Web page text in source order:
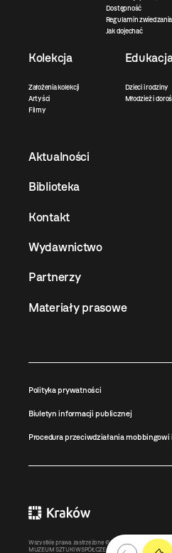
Dostępność
Regulamin
Jak dojechać
Kolekcja
Założenia kolekcji
Artyści
Filmy
Dzieci i rodziny
Młodzież i
Aktualności
Biblioteka
Kontakt
Wydawnictwo
Partnerzy
Materiały prasowe
Polityka prywatności
Biuletyn informacji publicznej
Procedura przeciwdziałania
Wszystkie prawa zastrzeżone ©MOCAK
2011-2026
MUZEUM SZTUKI WSPÓŁCZESNEJ W KRAKOWIE